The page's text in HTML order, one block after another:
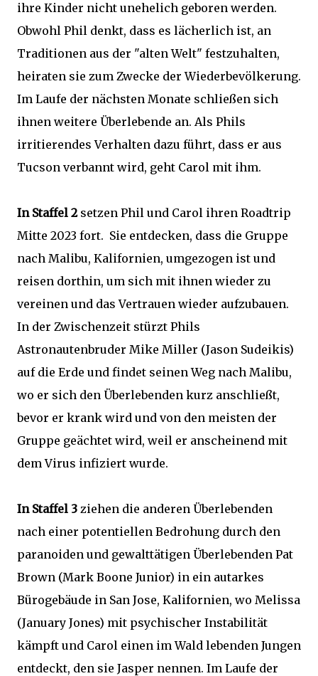
ihre Kinder nicht unehelich geboren werden.
Obwohl Phil denkt, dass es lächerlich ist, an
Traditionen aus der "alten Welt" festzuhalten,
heiraten sie zum Zwecke der Wiederbevölkerung.
Im Laufe der nächsten Monate schließen sich
ihnen weitere Überlebende an. Als Phils
irritierendes Verhalten dazu führt, dass er aus
Tucson verbannt wird, geht Carol mit ihm.
In Staffel 2setzen Phil und Carol ihren Roadtrip
Mitte 2023 fort. Sie entdecken, dass die Gruppe
nach Malibu, Kalifornien, umgezogen ist und
reisen dorthin, um sich mit ihnen wieder zu
vereinen und das Vertrauen wieder aufzubauen.
In der Zwischenzeit stürzt Phils
Astronautenbruder Mike Miller (Jason Sudeikis)
auf die Erde und findet seinen Weg nach Malibu,
wo er sich den Überlebenden kurz anschließt,
bevor er krank wird und von den meisten der
Gruppe geächtet wird, weil er anscheinend mit
dem Virus infiziert wurde.
In Staffel 3 ziehen die anderen Überlebenden
nach einer potentiellen Bedrohung durch den
paranoiden und gewalttätigen Überlebenden Pat
Brown (Mark Boone Junior) in ein autarkes
Bürogebäude in San Jose, Kalifornien, wo Melissa
(January Jones) mit psychischer Instabilität
kämpft und Carol einen im Wald lebenden Jungen
entdeckt, den sie Jasper nennen. Im Laufe der